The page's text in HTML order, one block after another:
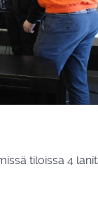
tiloissa 4